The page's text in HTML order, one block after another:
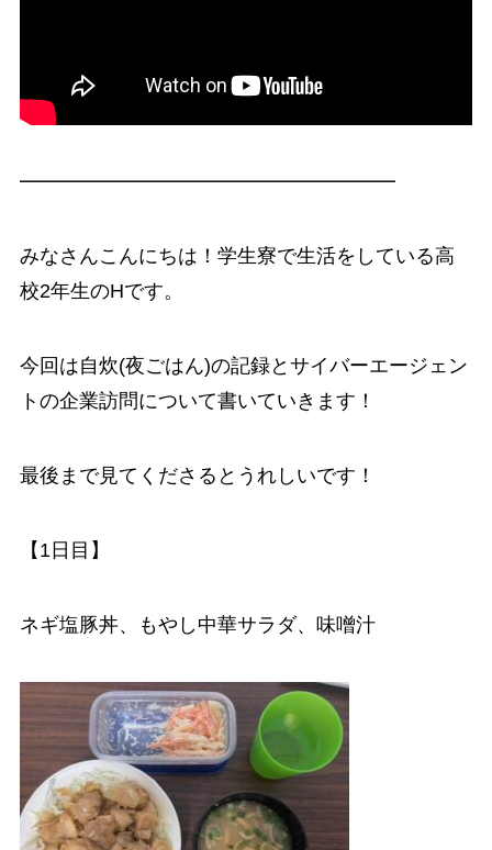
━━━━━━━━━━━━━━━━━━━
みなさんこんにちは！学生寮で生活をしている高
校2年生のHです。
今回は自炊(夜ごはん)の記録とサイバーエージェン
トの企業訪問について書いていきます！
最後まで見てくださるとうれしいです！
【1日目】
ネギ塩豚丼、もやし中華サラダ、味噌汁